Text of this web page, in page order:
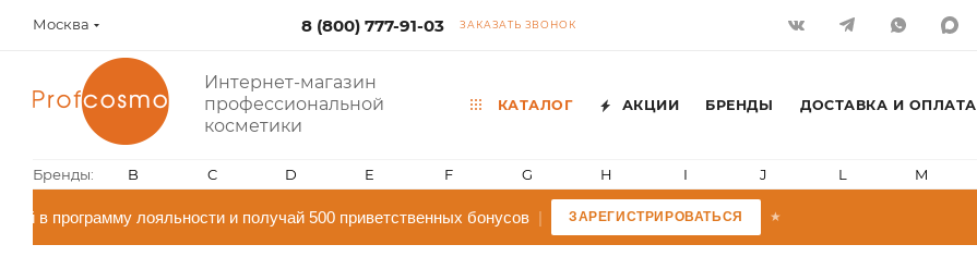
Москва 8 (800) 777-91-03 ЗАКАЗАТЬ ЗВОНОК
Интернет-магазин
профессиональной
косметики
КАТАЛОГ АКЦИИ БРЕНДЫ ДОСТАВКА И ОПЛАТА
Бренды: B C D E F G H I J L M
в программу лояльности и получай 500 приветственных бонусов| ЗАРЕГИСТРИРОВАТЬСЯ